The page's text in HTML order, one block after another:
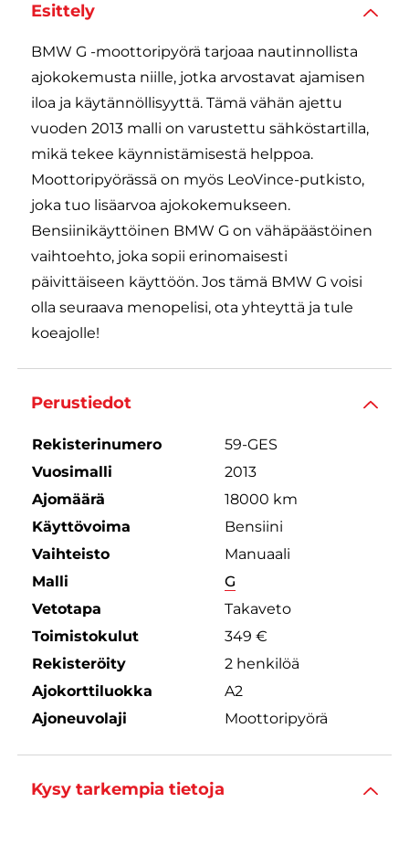
Esittely
BMW G -moottoripyörä tarjoaa nautinnollista
ajokokemusta niille, jotka arvostavat ajamisen
iloa ja käytännöllisyyttä. Tämä vähän ajettu
vuoden 2013 malli on varustettu sähköstartilla,
mikä tekee käynnistämisestä helppoa.
Moottoripyörässä on myös LeoVince-putkisto,
joka tuo lisäarvoa ajokokemukseen.
Bensiinikäyttöinen BMW G on vähäpäästöinen
vaihtoehto, joka sopii erinomaisesti
päivittäiseen käyttöön. Jos tämä BMW G voisi
olla seuraava menopelisi, ota yhteyttä ja tule
koeajolle!
Perustiedot
Rekisterinumero
59-GES
Vuosimalli
2013
Ajomäärä
18000 km
Käyttövoima
Bensiini
Vaihteisto
Manuaali
Malli
G
Vetotapa
Takaveto
Toimistokulut
349 €
Rekisteröity
2 henkilöä
Ajokorttiluokka
A2
Ajoneuvolaji
Moottoripyörä
Kysy tarkempia tietoja